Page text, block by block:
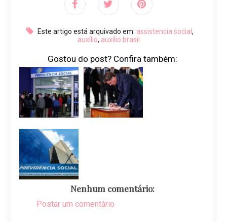
Este artigo está arquivado em: assistencia social ,
auxílio, auxílio brasil
Gostou do post? Confira também:
Nenhum comentário:
Postar um comentário